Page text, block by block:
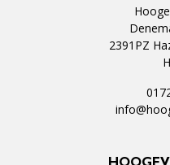
2391PZ